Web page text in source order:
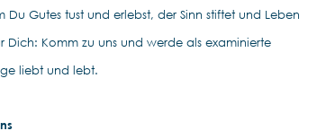
Gutes tust und erlebst, der Sinn stiftet und Leben
Komm zu uns und werde als examinierte
liebt und lebt.